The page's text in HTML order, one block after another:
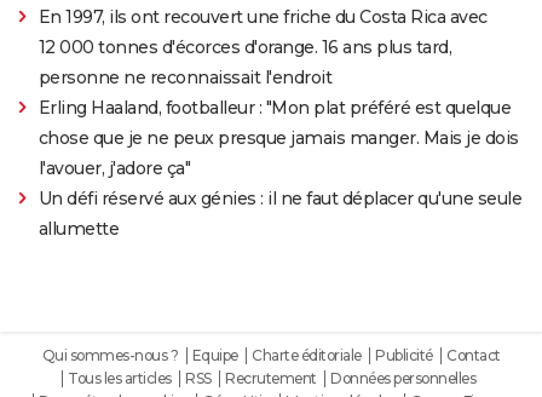
En 1997, ils ont recouvert une friche du Costa Rica avec
12 000 tonnes d'écorces d'orange. 16 ans plus tard,
personne ne reconnaissait l'endroit
Erling Haaland, footballeur : "Mon plat préféré est quelque
chose que je ne peux presque jamais manger. Mais je dois
l'avouer, j'adore ça"
Un défi réservé aux génies : il ne faut déplacer qu'une seule
allumette
Qui sommes-nous ? Equipe Charte éditoriale Publicité
Contact
Tous les articles
RSS Recrutement
Données personnelles